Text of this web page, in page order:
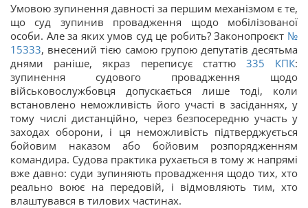
Умовою зупинення давності за першим механізмом є те,
що суд зупинив провадження щодо мобілізованої
особи. Але за яких умов суд це робить? Законопроєкт №
15333, внесений тією самою групою депутатів десятьма
днями раніше, якраз переписує статтю335 КПК:
зупинення судового провадження щодо
військовослужбовця допускається лише тоді, коли
встановлено неможливість його участі в засіданнях, у
тому числі дистанційно, через безпосередню участь у
заходах оборони, і ця неможливість підтверджується
бойовим наказом або бойовим розпорядженням
командира. Судова практика рухається в тому ж напрямі
вже давно: суди зупиняють провадження щодо тих, хто
реально воює на передовій, і відмовляють тим, хто
влаштувався в тилових частинах.